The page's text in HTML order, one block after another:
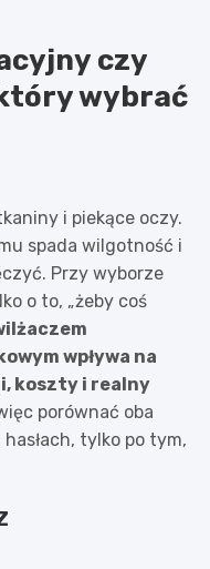
czy
wybrać
i piekące oczy.
spada wilgotność i
Przy wyborze
o to, „żeby coś
wpływa na
koszty i realny
porównać oba
tylko po tym,